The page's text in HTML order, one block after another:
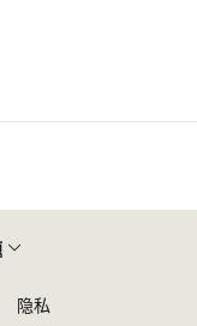
隐私